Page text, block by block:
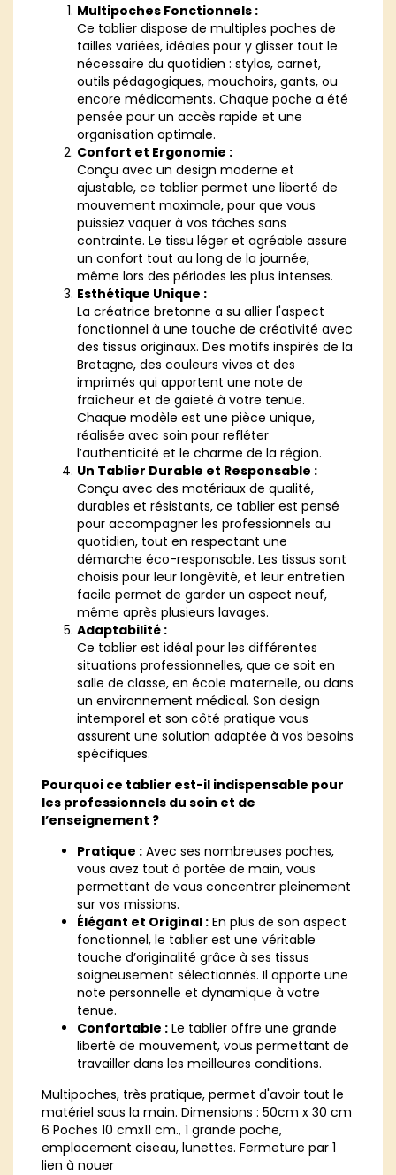
Multipoches Fonctionnels :
Ce tablier dispose de multiples poches de
tailles variées, idéales pour y glisser tout le
nécessaire du quotidien : stylos, carnet,
outils pédagogiques, mouchoirs, gants, ou
encore médicaments. Chaque poche a été
pensée pour un accès rapide et une
organisation optimale.
Confort et Ergonomie :
Conçu avec un design moderne et
ajustable, ce tablier permet une liberté de
mouvement maximale, pour que vous
puissiez vaquer à vos tâches sans
contrainte. Le tissu léger et agréable assure
un confort tout au long de la journée,
même lors des périodes les plus intenses.
Esthétique Unique :
La créatrice bretonne a su allier l'aspect
fonctionnel à une touche de créativité avec
des tissus originaux. Des motifs inspirés de la
Bretagne, des couleurs vives et des
imprimés qui apportent une note de
fraîcheur et de gaieté à votre tenue.
Chaque modèle est une pièce unique,
réalisée avec soin pour refléter
l’authenticité et le charme de la région.
Un Tablier Durable et Responsable :
Conçu avec des matériaux de qualité,
durables et résistants, ce tablier est pensé
pour accompagner les professionnels au
quotidien, tout en respectant une
démarche éco-responsable. Les tissus sont
choisis pour leur longévité, et leur entretien
facile permet de garder un aspect neuf,
même après plusieurs lavages.
Adaptabilité :
Ce tablier est idéal pour les différentes
situations professionnelles, que ce soit en
salle de classe, en école maternelle, ou dans
un environnement médical. Son design
intemporel et son côté pratique vous
assurent une solution adaptée à vos besoins
spécifiques.
Pourquoi ce tablier est-il indispensable pour
les professionnels du soin et de
l’enseignement ?
Pratique : Avec ses nombreuses poches,
vous avez tout à portée de main, vous
permettant de vous concentrer pleinement
sur vos missions.
Élégant et Original : En plus de son aspect
fonctionnel, le tablier est une véritable
touche d’originalité grâce à ses tissus
soigneusement sélectionnés. Il apporte une
note personnelle et dynamique à votre
tenue.
Confortable : Le tablier offre une grande
liberté de mouvement, vous permettant de
travailler dans les meilleures conditions.
Multipoches, très pratique, permet d'avoir tout le
matériel sous la main. Dimensions : 50cm x 30 cm
6 Poches 10 cmx11 cm., 1 grande poche,
emplacement ciseau, lunettes. Fermeture par 1
lien à nouer